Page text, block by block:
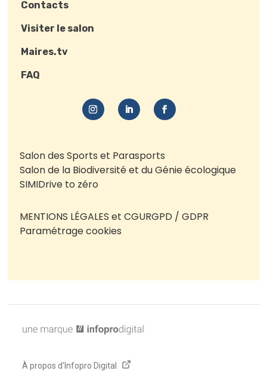
Contacts
Visiter le salon
Maires.tv
FAQ
Salon des Sports et Parasports
Salon de la Biodiversité et du Génie écologique
SIMIDrive to zéro
MENTIONS LÉGALES et CGURGPD / GDPR
Paramétrage cookies